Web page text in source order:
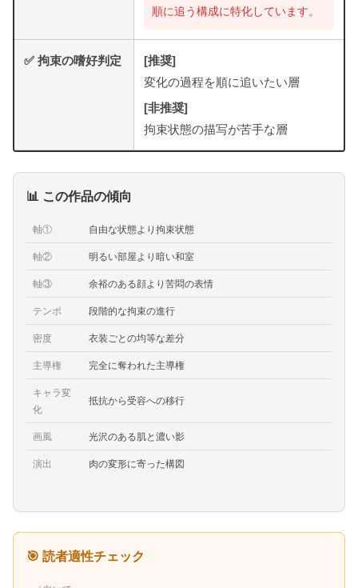
順に追う構成に特化しています。
✅ 拘束の嗜好判定
[推奨]
変化の過程を順に追いたい層
[非推奨]
拘束状態の描写が苦手な層
📊 この作品の傾向
軸① 自由な状態より拘束状態
軸② 明るい部屋より暗い和室
軸③ 余裕のある顔より苦悶の表情
テンポ 段階的な拘束の進行
密度 衣装ごとの均等な差分
主導権 完全に奪われた主導権
キャラ変
化
抵抗から受容への移行
画風 光沢のある肌と濃い影
演出 肉の変形に寄った構図
🎯 読者適性チェック